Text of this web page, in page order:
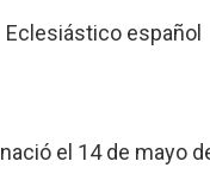
Eclesiástico español
nació el 14 de mayo